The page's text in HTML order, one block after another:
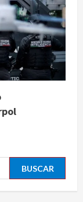
de
dólares y un
H en el
de
narco pero